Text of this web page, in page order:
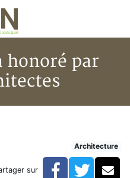
honoré par
l’Ordre des architectes
honoré par
Architecture
sur Facebook